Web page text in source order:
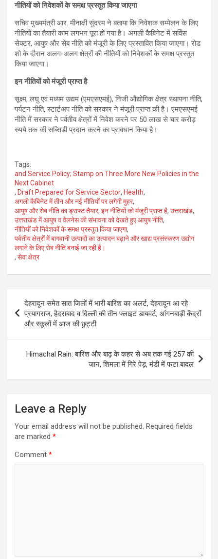
नीतियों को निवेशकों के समक्ष प्रस्तुत किया जाएगा
सचिव मुख्यमंत्री आर. मीनाक्षी सुंदरम ने बताया कि निवेशक सम्मेलन के लिए
नीतियों का तैयारी काम लगभग पूरा हो गया है। अगली कैबिनेट में सर्विस
सेक्टर, आयुष और सेब नीति को मंजूरी के लिए प्रस्तावित किया जाएगा। रोड
शो के दौरान अलग-अलग क्षेत्रों की नीतियों को निवेशकों के समक्ष प्रस्तुत
किया जाएगा।
इन नीतियों को मंजूरी प्राप्त है
सूक्ष्म, लघु एवं मध्यम उद्यम (एमएसएमई), निजी औद्योगिक क्षेत्र स्थापना नीति,
पर्यटन नीति, स्टार्टअप नीति को सरकार ने मंजूरी प्राप्त की है। एमएसएमई
नीति में सरकार ने पर्वतीय क्षेत्रों में निवेश करने पर 50 लाख से चार करोड़
रुपये तक की सब्सिडी प्रदान करने का प्रावधान किया है।
Tags:
and Service Policy; Stamp on Three More New Policies in the
Next Cabinet
, Draft Prepared for Service Sector, Health,
अगली कैबिनेट में तीन और नई नीतियों पर लगेगी मुहर,
आयुष और सेब नीति का ड्राफ्ट तैयार, इन नीतियों को मंजूरी प्राप्त है, उत्तराखंड,
उत्तराखंड में आयुष व वेलनेस की संभावना को देखते हुए आयुष नीति,
नीतियों को निवेशकों के समक्ष प्रस्तुत किया जाएगा,
पर्वतीय क्षेत्रों में बागवानी उत्पादों का उत्पादन बढ़ाने और खाद्य प्रसंस्करण उद्योग
लगाने के लिए सेब नीति बनाई जा रही है।
, सेवा क्षेत्र
Post
navigation
देहरादून समेत सात जिलों में भारी बारिश का अलर्ट, देहरादून आ रहे
प्रयागराज, हैदराबाद व दिल्ली की तीन फ्लाइट डायवर्ट, आंगनबाड़ी केंद्रों
और स्कूलों में आज की छुट्टी
Himachal Rain: बारिश और बाढ़ के कहर से अब तक गई 257 की
जान, शिमला में गिरे पेड़, मंडी में फटा बादल
Leave a Reply
Your email address will not be published. Required fields
are marked *
Comment *